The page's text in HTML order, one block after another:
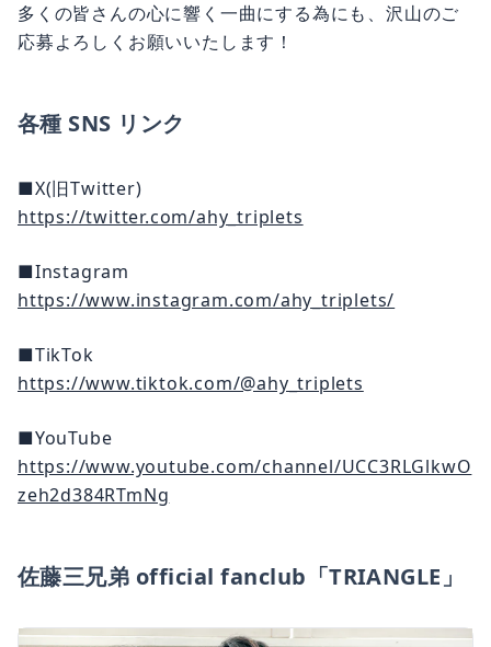
多くの皆さんの心に響く一曲にする為にも、沢山のご
応募よろしくお願いいたします！
各種 SNS リンク
■X(旧Twitter)
https://twitter.com/ahy_triplets
■Instagram
https://www.instagram.com/ahy_triplets/
■TikTok
https://www.tiktok.com/@ahy_triplets
■YouTube
https://www.youtube.com/channel/UCC3RLGlkwO
zeh2d384RTmNg
佐藤三兄弟 official fanclub「TRIANGLE」